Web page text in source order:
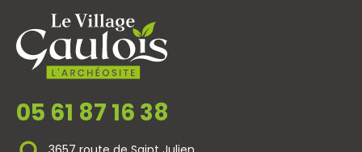
05 61 87 16 38